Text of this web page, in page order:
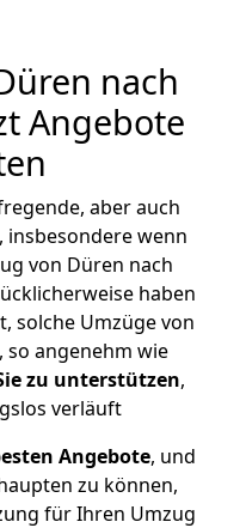
nach
Angebote
aber auch
insbesondere wenn
von Düren nach
haben
solche Umzüge von
angenehm wie
zu unterstützen,
verläuft
Angebote, und
zu können,
für Ihren Umzug